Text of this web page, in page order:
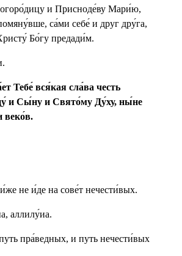
и Присноде́ву Мари́ю,
са́ми себе́ и друг дру́га,
Бо́гу предади́м.
Тебе́ вся́кая сла́ва честь
и Сы́ну и Свято́му Ду́ху, ны́не
веко́в.
не и́де на сове́т нечести́вых.
аллилу́иа.
пра́ведных, и путь нечести́вых